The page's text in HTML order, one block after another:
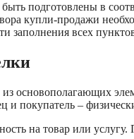
подготовлены в
купли-продажи
заполнения всех
основополагающих
покупатель –
на товар или